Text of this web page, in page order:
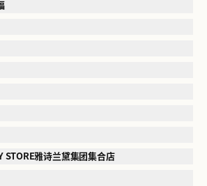
STORE雅诗兰黛集团集合店